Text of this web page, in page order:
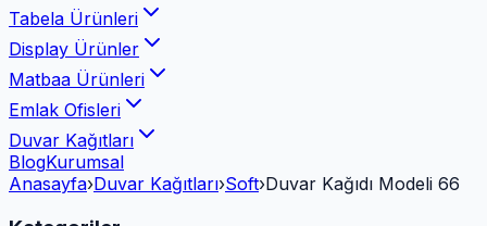
Tabela Ürünleri
Display Ürünler
Matbaa Ürünleri
Emlak Ofisleri
Duvar Kağıtları
BlogKurumsal
Anasayfa›Duvar Kağıtları›Soft›Duvar Kağıdı Modeli 66